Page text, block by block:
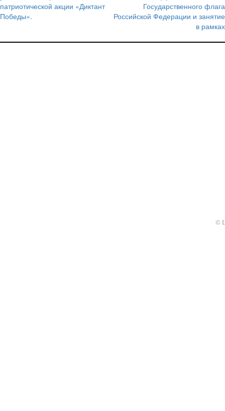
записям
патриотической акции «Диктант
Победы».
Государственного флага
Российской Федерации и занятие
в рамках
©